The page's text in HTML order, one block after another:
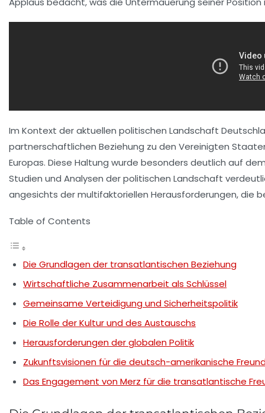
Im Kontext der aktuellen politischen Landschaft
partnerschaftlichen Beziehung zu den Vereinigten
Europas. Diese Haltung wurde besonders deutlich auf
Studien und Analysen der politischen Landschaft
angesichts der multifaktoriellen Herausforderungen, die
Table of Contents
Die Grundlagen der transatlantischen Beziehung
Wirtschaftliche Zusammenarbeit als Schlüssel
Gemeinsame Verteidigung und Sicherheitspolitik
Die Rolle der Kultur und des Austauschs
Herausforderungen der globalen Politik
Zukunftsvisionen für die deutsch-amerikanische
Das Engagement von Merz für die transatlantische